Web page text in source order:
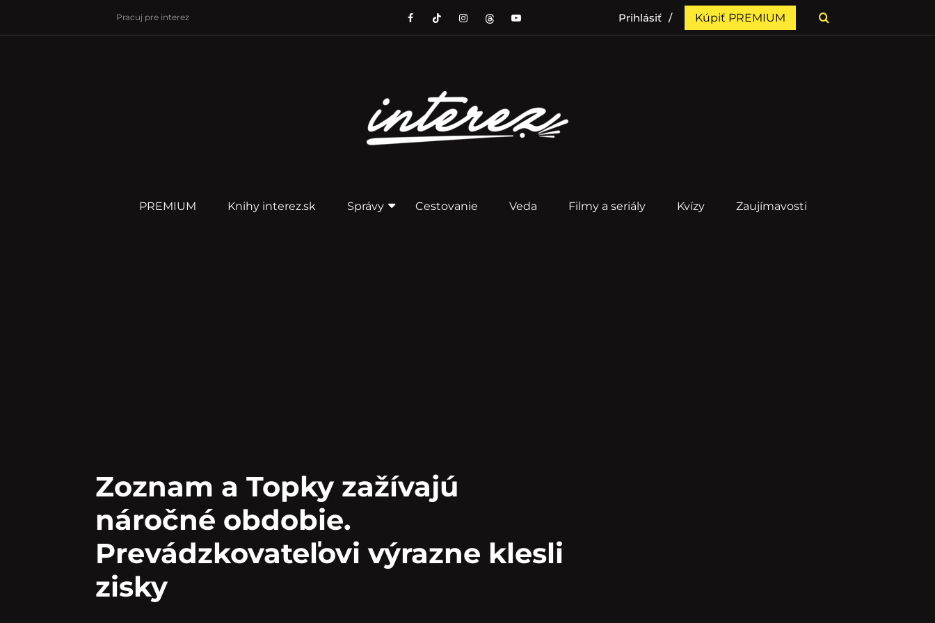
Pracuj pre interez Prihlásiť Kúpiť PREMIUM
PREMIUM Knihy interez.sk Správy Cestovanie Veda Filmy a seriály Kvízy Zaujímavosti
Zoznam a Topky zažívajú
náročné obdobie.
Prevádzkovateľovi výrazne klesli
zisky